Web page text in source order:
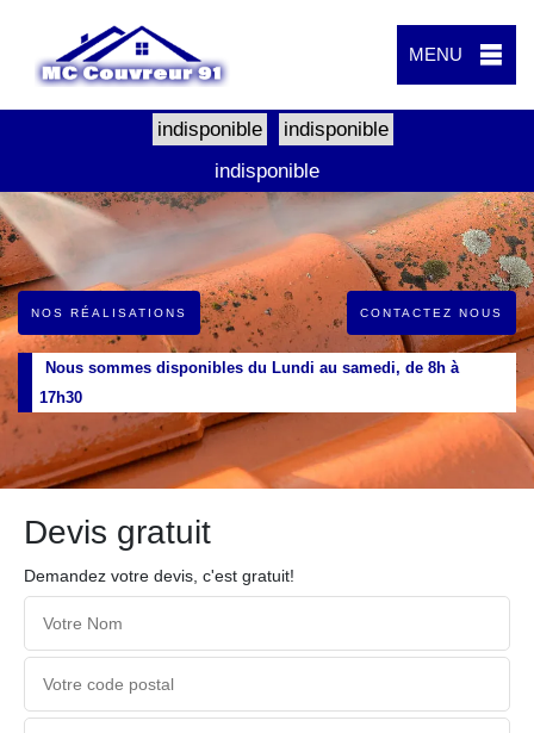
MENU
indisponible
indisponible
indisponible
NOS RÉALISATIONS CONTACTEZ NOUS
Nous sommes disponibles du Lundi au samedi, de 8h à
17h30
Devis gratuit
Demandez votre devis, c'est gratuit!